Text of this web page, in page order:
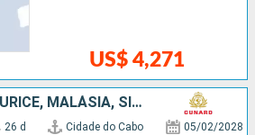
US$ 4,271
AFRICA DO SUL, MAURICE, MALÁSIA, SINGAPURA, CHINA
26 d Cidade do Cabo 05/02/2028